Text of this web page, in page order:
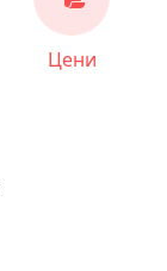
Цени